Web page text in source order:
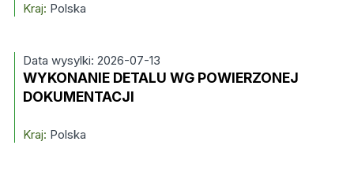
Kraj: Polska
Data wysylki: 2026-07-13
WYKONANIE DETALU WG POWIERZONEJ
DOKUMENTACJI
Kraj: Polska